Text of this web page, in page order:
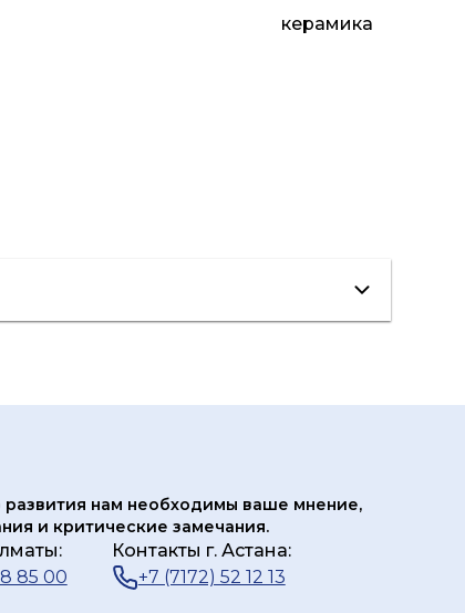
керамика
нам необходимы ваше мнение,
и критические замечания.
85 00
Контакты г. Астана:
+7 (7172) 52 12 13